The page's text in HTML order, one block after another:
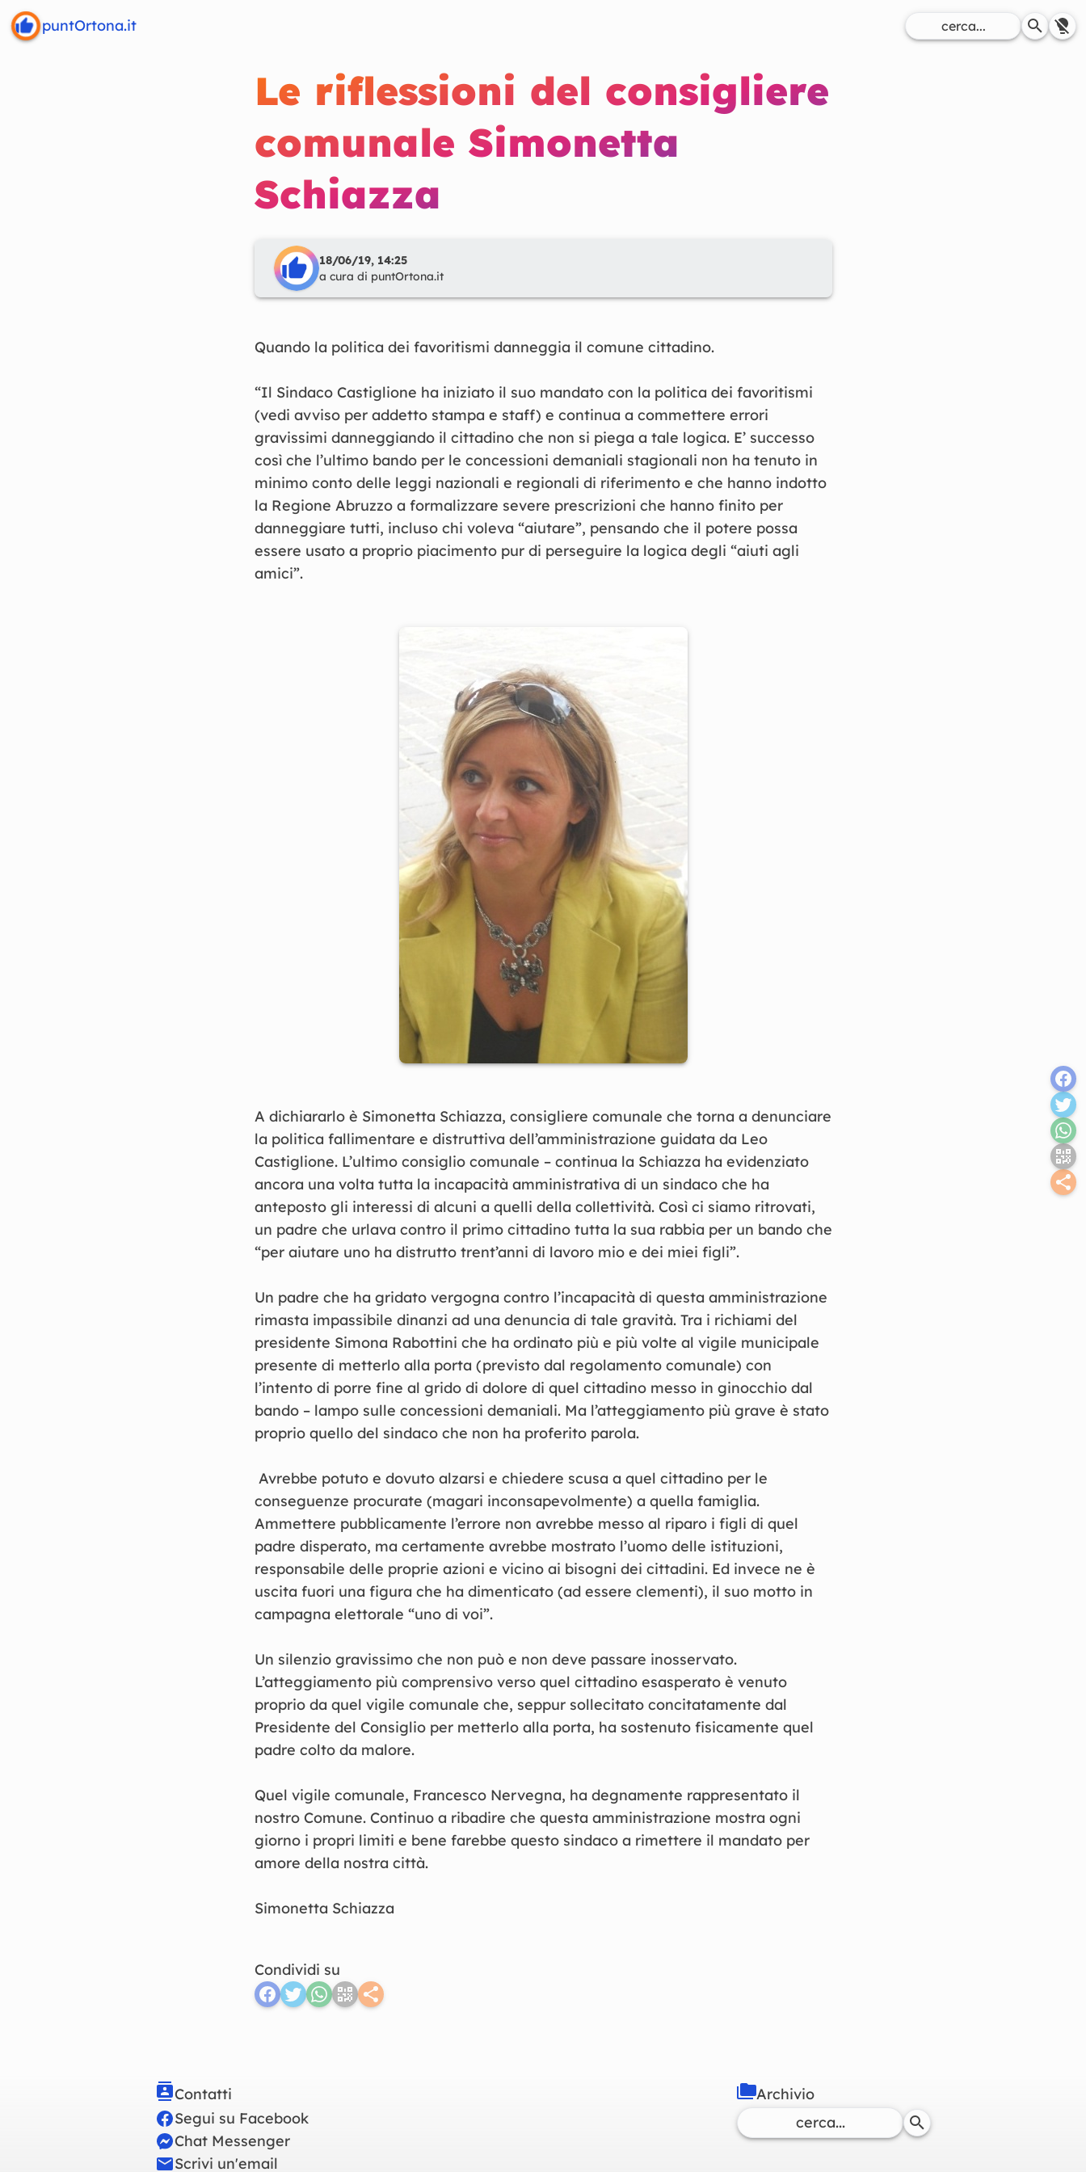
Le riflessioni del consigliere
comunale Simonetta
Schiazza
18/06/19, 14:25
a cura di puntOrtona.it
Quando la politica dei favoritismi danneggia il comune cittadino.
“Il Sindaco Castiglione ha iniziato il suo mandato con la politica dei favoritismi
(vedi avviso per addetto stampa e staff) e continua a commettere errori
gravissimi danneggiando il cittadino che non si piega a tale logica. E’ successo
così che l’ultimo bando per le concessioni demaniali stagionali non ha tenuto in
minimo conto delle leggi nazionali e regionali di riferimento e che hanno indotto
la Regione Abruzzo a formalizzare severe prescrizioni che hanno finito per
danneggiare tutti, incluso chi voleva “aiutare”, pensando che il potere possa
essere usato a proprio piacimento pur di perseguire la logica degli “aiuti agli
amici”.
A dichiararlo è Simonetta Schiazza, consigliere comunale che torna a denunciare
la politica fallimentare e distruttiva dell’amministrazione guidata da Leo
Castiglione. L’ultimo consiglio comunale – continua la Schiazza ha evidenziato
ancora una volta tutta la incapacità amministrativa di un sindaco che ha
anteposto gli interessi di alcuni a quelli della collettività. Così ci siamo ritrovati,
un padre che urlava contro il primo cittadino tutta la sua rabbia per un bando che
“per aiutare uno ha distrutto trent’anni di lavoro mio e dei miei figli”.
Un padre che ha gridato vergogna contro l’incapacità di questa amministrazione
rimasta impassibile dinanzi ad una denuncia di tale gravità. Tra i richiami del
presidente Simona Rabottini che ha ordinato più e più volte al vigile municipale
presente di metterlo alla porta (previsto dal regolamento comunale) con
l’intento di porre fine al grido di dolore di quel cittadino messo in ginocchio dal
bando – lampo sulle concessioni demaniali. Ma l’atteggiamento più grave è stato
proprio quello del sindaco che non ha proferito parola.
Avrebbe potuto e dovuto alzarsi e chiedere scusa a quel cittadino per le
conseguenze procurate (magari inconsapevolmente) a quella famiglia.
Ammettere pubblicamente l’errore non avrebbe messo al riparo i figli di quel
padre disperato, ma certamente avrebbe mostrato l’uomo delle istituzioni,
responsabile delle proprie azioni e vicino ai bisogni dei cittadini. Ed invece ne è
uscita fuori una figura che ha dimenticato (ad essere clementi), il suo motto in
campagna elettorale “uno di voi”.
Un silenzio gravissimo che non può e non deve passare inosservato.
L’atteggiamento più comprensivo verso quel cittadino esasperato è venuto
proprio da quel vigile comunale che, seppur sollecitato concitatamente dal
Presidente del Consiglio per metterlo alla porta, ha sostenuto fisicamente quel
padre colto da malore.
Quel vigile comunale, Francesco Nervegna, ha degnamente rappresentato il
nostro Comune. Continuo a ribadire che questa amministrazione mostra ogni
giorno i propri limiti e bene farebbe questo sindaco a rimettere il mandato per
amore della nostra città.
Simonetta Schiazza
Condividi su
puntOrtona.it
Contatti
Segui su Facebook
Chat Messenger
Scrivi un'email
Archivio